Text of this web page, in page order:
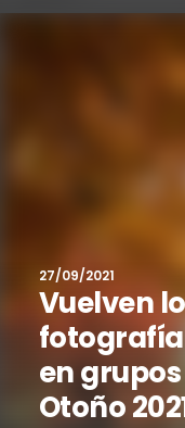
27/09/2021
Vuelven
fotografía
en
Otoño